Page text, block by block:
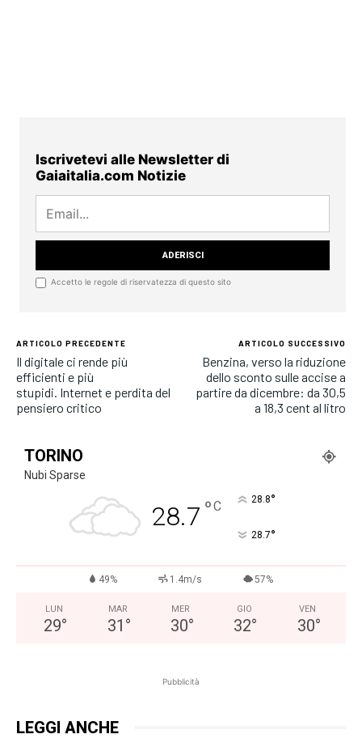
Iscrivetevi alle Newsletter di
Gaiaitalia.com Notizie
Accetto le regole di riservatezza di questo sito
ARTICOLO PRECEDENTE
Il digitale ci rende più
efficienti e più
stupidi. Internet e perdita del
pensiero critico
ARTICOLO SUCCESSIVO
Benzina, verso la riduzione
dello sconto sulle accise a
partire da dicembre: da 30,5
a 18,3 cent al litro
TORINO
Nubi Sparse
28.7 °C 28.8°
28.7°
49% 1.4m/s 57%
LUN
29°
MAR
31 °
MER
30°
GIO
32°
VEN
30°
Pubblicità
LEGGI ANCHE